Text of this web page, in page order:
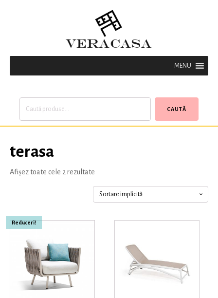
MENU
Caută
CAUTĂ
terasa
Afișez toate cele 2 rezultate
Reduceri!